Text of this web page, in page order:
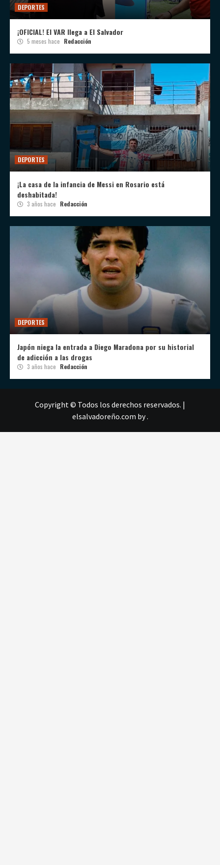
DEPORTES
¡OFICIAL! El VAR llega a El Salvador
5 meses hace Redacción
DEPORTES
¡La casa de la infancia de Messi en Rosario está
deshabitada!
3 años hace Redacción
DEPORTES
Japón niega la entrada a Diego Maradona por su historial
de adicción a las drogas
3 años hace Redacción
Copyright © Todos los derechos reservados. |
elsalvadoreño.com by .